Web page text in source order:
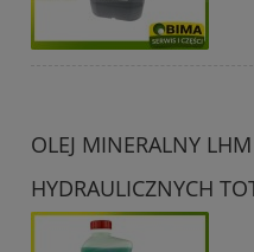
OLEJ MINERALNY
HYDRAULICZNYCH